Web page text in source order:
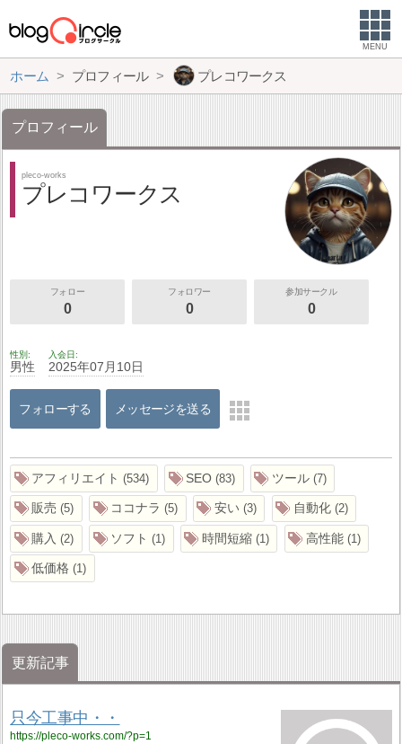
MENU
ホーム プロフィール プレコワークス
プロフィール
pleco-works
プレコワークス
フォロー
0
フォロワー
0
参加サークル
0
性別
男性
入会日
2025年07月10日
フォローする メッセージを送る
アフィリエイト 534 SEO 83 ツール 7
販売 5 ココナラ 5 安い 3 自動化 2
購入 2 ソフト 1 時間短縮 1 高性能 1
低価格 1
更新記事
只今工事中・・
https://pleco-works.com/?p=1